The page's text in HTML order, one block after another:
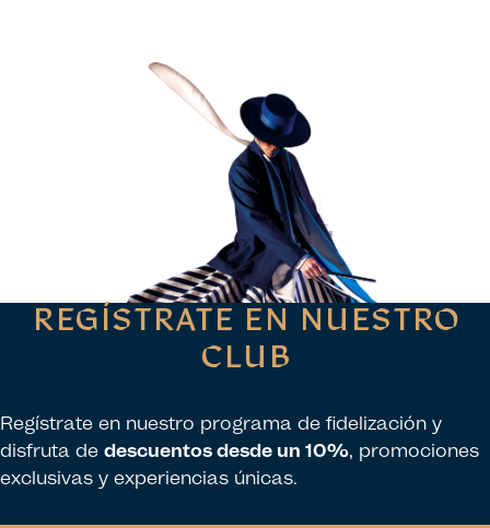
REGÍSTRATE EN NUESTRO
CLUB
Regístrate en nuestro programa de fidelización y
disfruta de descuentos desde un 10%, promociones
exclusivas y experiencias únicas.